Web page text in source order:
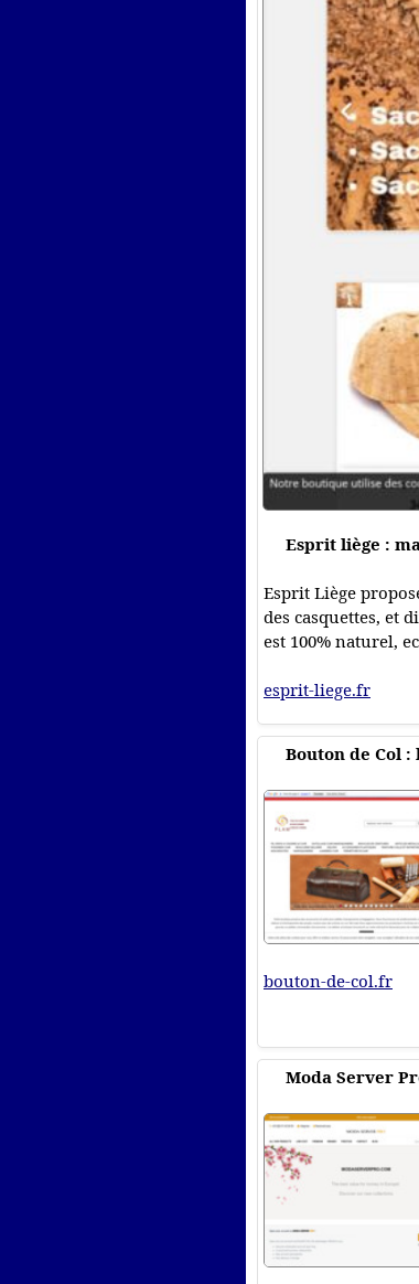
Esprit liège :
Esprit Liège
des casquettes, et
est 100% naturel,
esprit-liege.fr
Bouton de Col
bouton-de-col.fr
Moda Server